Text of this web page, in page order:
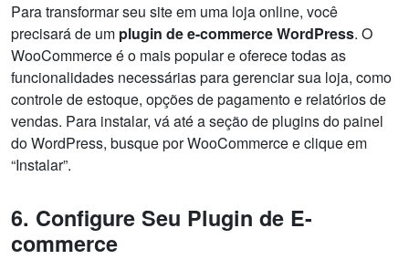
Para transformar seu site em uma loja online, você
precisará de um plugin de e-commerce WordPress. O
WooCommerce é o mais popular e oferece todas as
funcionalidades necessárias para gerenciar sua loja, como
controle de estoque, opções de pagamento e relatórios de
vendas. Para instalar, vá até a seção de plugins do painel
do WordPress, busque por WooCommerce e clique em
“Instalar”.
6. Configure Seu Plugin de E-
commerce